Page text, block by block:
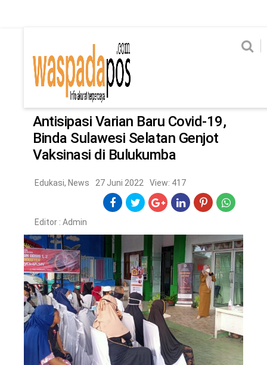
Home News
Ekonomi Hukum & Kriminal
Politik Metro
Hiburan Pendidikan
Edukasi Tekno
Home News Ekonomi Hukum & Kriminal
Edukasi
Antisipasi Varian Baru Covid-19,
Binda Sulawesi Selatan Genjot
Vaksinasi di Bulukumba
Edukasi, News 27 Juni 2022 View: 417
Editor : Admin